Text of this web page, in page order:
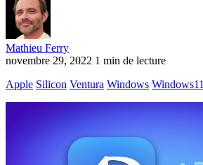
Mathieu Ferry
novembre 29, 2022 1 min de lecture
Apple Silicon Ventura Windows Windows11